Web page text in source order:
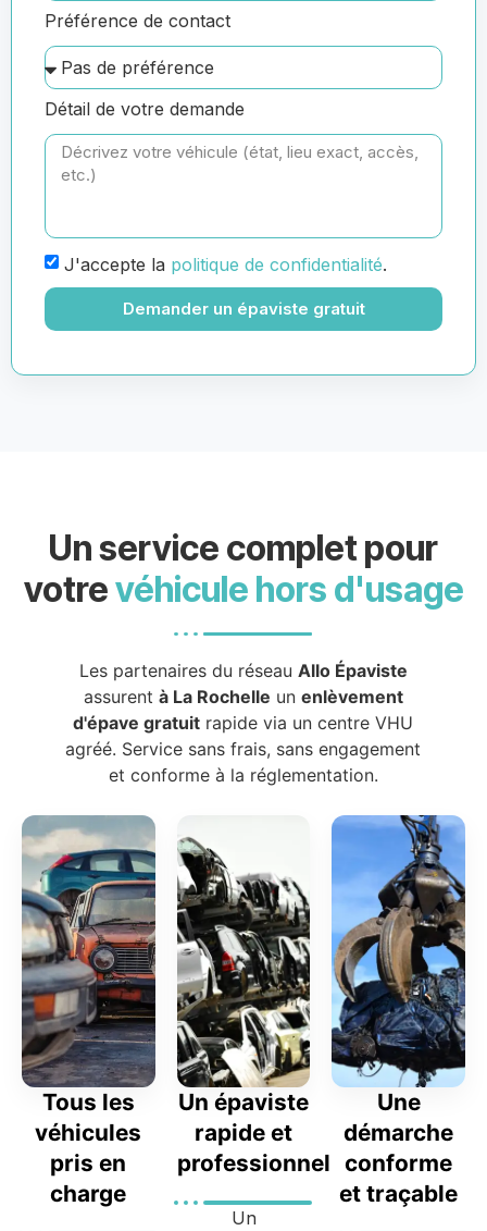
Préférence de contact
Détail de votre demande
J'accepte la politique de confidentialité.
Demander un épaviste gratuit
Un service complet pour
votrevéhicule hors d'usage
Les partenaires du réseau Allo Épaviste
assurent à La Rochelle un enlèvement
d'épave gratuit rapide via un centre VHU
agréé. Service sans frais, sans engagement
et conforme à la réglementation.
Tous les
véhicules
pris en
charge
Un épaviste
rapide et
professionnel
Un
Une
démarche
conforme
et traçable